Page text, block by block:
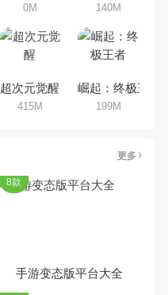
0M 140M
超次元觉醒
415M
崛起：终极王者
199M
更多
手游变态版平台大全
8款